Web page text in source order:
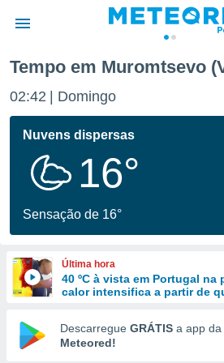
da
foi
fornecidas
a este
das
e
forma
digital
Tempo em Muromtsevo
02:42 Domingo
Nuvens dispersas
16°
Sensação de 16°
Última hora
40 ºC à vista em Portugal na
calor intensifica a partir de
Descarregue GRÁTIS a app da
Meteored!